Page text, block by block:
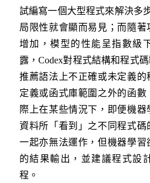
試編寫一個大型程式來解決多
局限性就會顯而易見；而隨
增加，模型的性能呈指數級
露，Codex對程式結構和程式
推薦語法上不正確或未定義的
定義或函式庫範圍之外的函
際上在某些情況下，即便機
資料所「看到」之不同程式碼
一起亦無法運作，但機器學習
的結果輸出，並建議程式設
程。